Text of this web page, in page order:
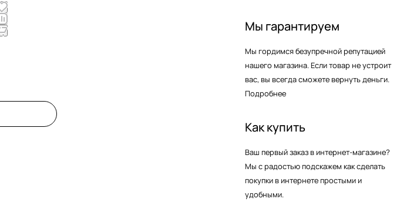
Мы гарантируем
Мы гордимся безупречной репутацией
нашего магазина. Если товар не устроит
вас, вы всегда сможете вернуть деньги.
Подробнее
Как купить
Ваш первый заказ в интернет-магазине?
Мы с радостью подскажем как сделать
покупки в интернете простыми и
удобными.